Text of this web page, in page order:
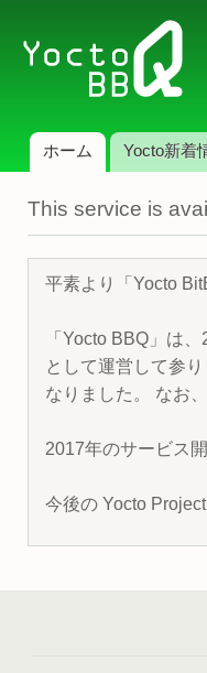
メインメニュー
ホーム Yocto新着
This service is
平素より「Yocto
「Yocto BBQ」は
として運営して参
なりました。 なお
2017年のサービス
今後の Yocto